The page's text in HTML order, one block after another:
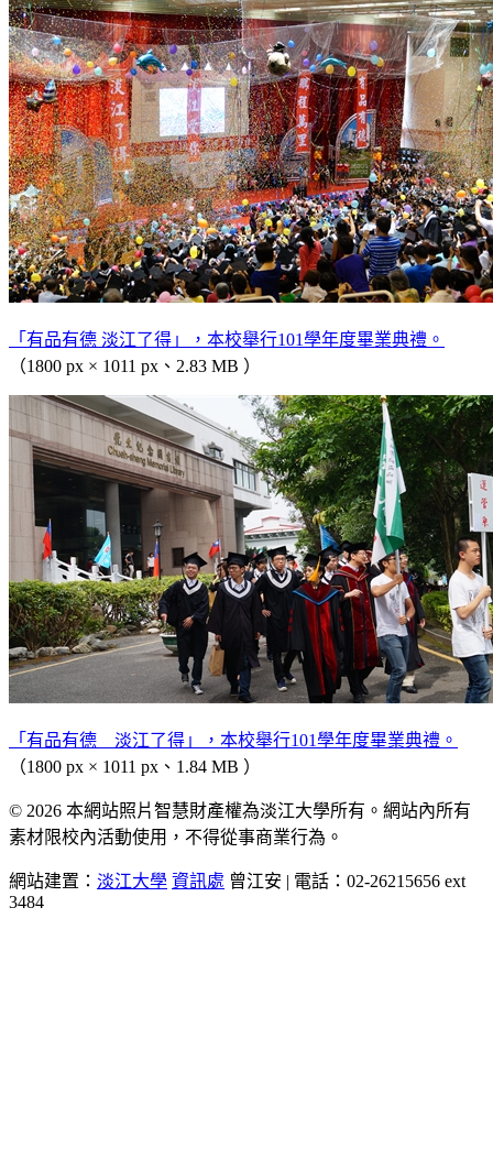
「有品有德 淡江了得」，本校舉行101學年度畢業典禮。
（1800 px × 1011 px、2.83 MB ）
「有品有德 淡江了得」，本校舉行101學年度畢業典禮。
（1800 px × 1011 px、1.84 MB ）
© 2026 本網站照片智慧財產權為淡江大學所有。網站內所有
素材限校內活動使用，不得從事商業行為。
網站建置： 淡江大學 資訊處 曾江安 | 電話：02-26215656 ext
3484